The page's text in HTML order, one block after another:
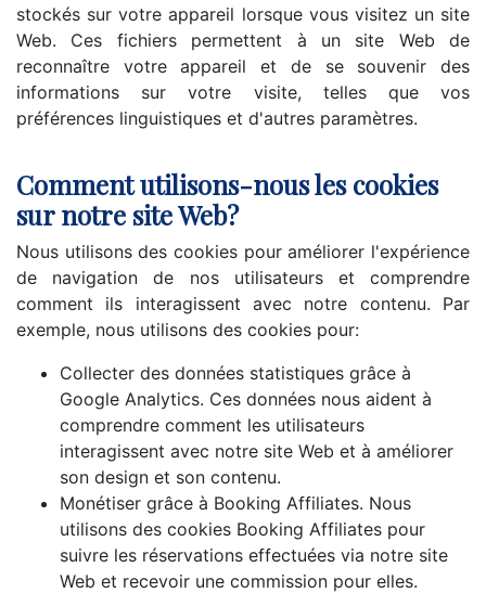
stockés sur votre appareil lorsque vous visitez un site
Web. Ces fichiers permettent à un site Web de
reconnaître votre appareil et de se souvenir des
informations sur votre visite, telles que vos
préférences linguistiques et d'autres paramètres.
Comment utilisons-nous les cookies
sur notre site Web?
Nous utilisons des cookies pour améliorer l'expérience
de navigation de nos utilisateurs et comprendre
comment ils interagissent avec notre contenu. Par
exemple, nous utilisons des cookies pour:
Collecter des données statistiques grâce à
Google Analytics. Ces données nous aident à
comprendre comment les utilisateurs
interagissent avec notre site Web et à améliorer
son design et son contenu.
Monétiser grâce à Booking Affiliates. Nous
utilisons des cookies Booking Affiliates pour
suivre les réservations effectuées via notre site
Web et recevoir une commission pour elles.